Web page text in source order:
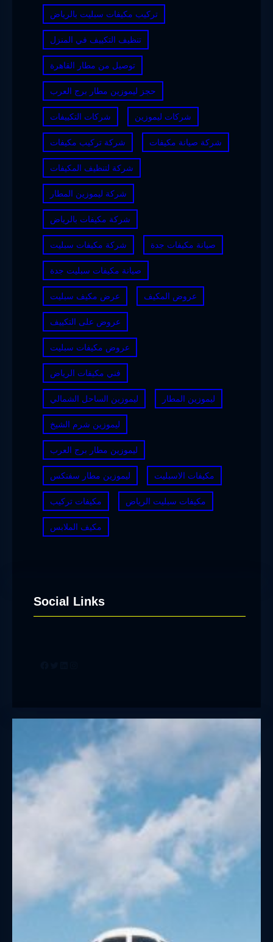
تركيب مكيفات سبليت بالرياض
تنظيف التكييف في المنزل
توصيل من مطار القاهرة
حجز ليموزين مطار برج العرب
شركات التكييفات شركات ليموزين
شركة تركيب مكيفات شركة صيانة مكيفات
شركة لتنظيف المكيفات
شركة ليموزين المطار
شركة مكيفات بالرياض
شركة مكيفات سبليت صيانة مكيفات جدة
صيانة مكيفات سبليت جدة
عرض مكيف سبليت عروض المكيف
عروض على التكييف
عروض مكيفات سبليت
فني مكيفات الرياض
ليموزين الساحل الشمالي ليموزين المطار
ليموزين شرم الشيخ
ليموزين مطار برج العرب
ليموزين مطار سفنكس مكيفات الاسبليت
مكيفات تركيب مكيفات سبليت الرياض
مكيف الملابس
Social Links